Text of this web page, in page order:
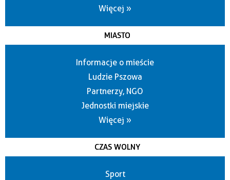
Więcej »
MIASTO
Informacje o mieście
Ludzie Pszowa
Partnerzy, NGO
Jednostki miejskie
Więcej »
CZAS WOLNY
Sport